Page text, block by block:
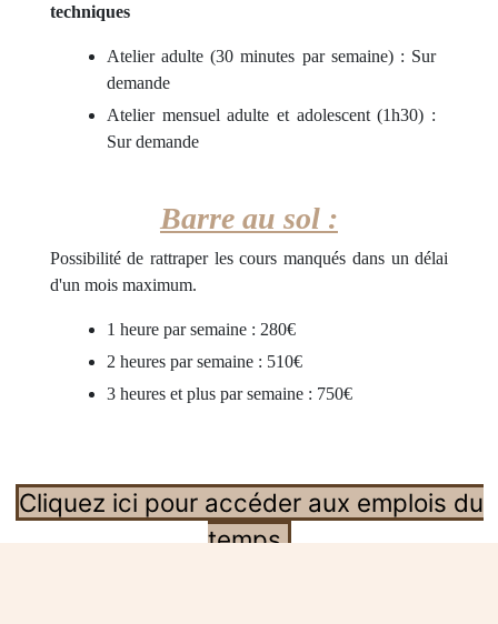
techniques
Atelier adulte (30 minutes par semaine) : Sur
demande
Atelier mensuel adulte et adolescent (1h30) :
Sur demande
Barre au sol :
Possibilité de rattraper les cours manqués dans un délai
d'un mois maximum.
1 heure par semaine : 280€
2 heures par semaine : 510€
3 heures et plus par semaine : 750€
Cliquez ici pour accéder aux emplois du
temps.